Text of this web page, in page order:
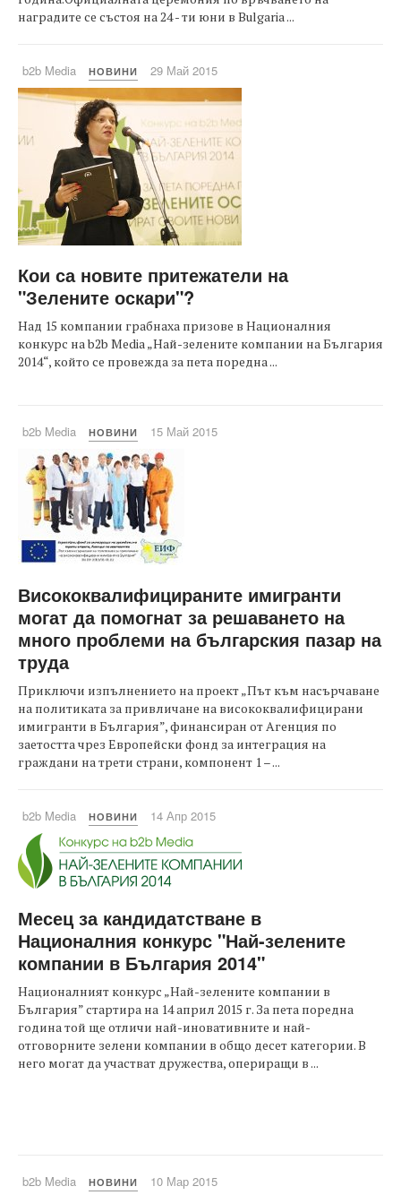
наградите се състоя на 24 - ти юни в Bulgaria ...
b2b Media НОВИНИ 29 Май 2015
Кои са новите притежатели на
"Зелените оскари"?
Над 15 компании грабнаха призове в Националния
конкурс на b2b Media „Най-зелените компании на България
2014“, който се провежда за пета поредна ...
b2b Media НОВИНИ 15 Май 2015
Висококвалифицираните имигранти
могат да помогнат за решаването на
много проблеми на българския пазар на
труда
Приключи изпълнението на проект „Път към насърчаване
на политиката за привличане на висококвалифицирани
имигранти в България”, финансиран от Агенция по
заетостта чрез Европейски фонд за интеграция на
граждани на трети страни, компонент 1 – ...
b2b Media НОВИНИ 14 Апр 2015
Месец за кандидатстване в
Националния конкурс "Най-зелените
компании в България 2014"
Националният конкурс „Най-зелените компании в
България” стартира на 14 април 2015 г. За пета поредна
година той ще отличи най-иновативните и най-
отговорните зелени компании в общо десет категории. В
него могат да участват дружества, опериращи в ...
b2b Media НОВИНИ 10 Мар 2015